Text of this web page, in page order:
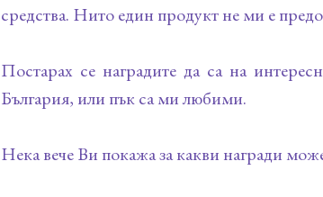
средства. Нито един продукт не ми е
Постарах се наградите да са на
България, или пък са ми любими.
Нека вече Ви покажа за какви награди може